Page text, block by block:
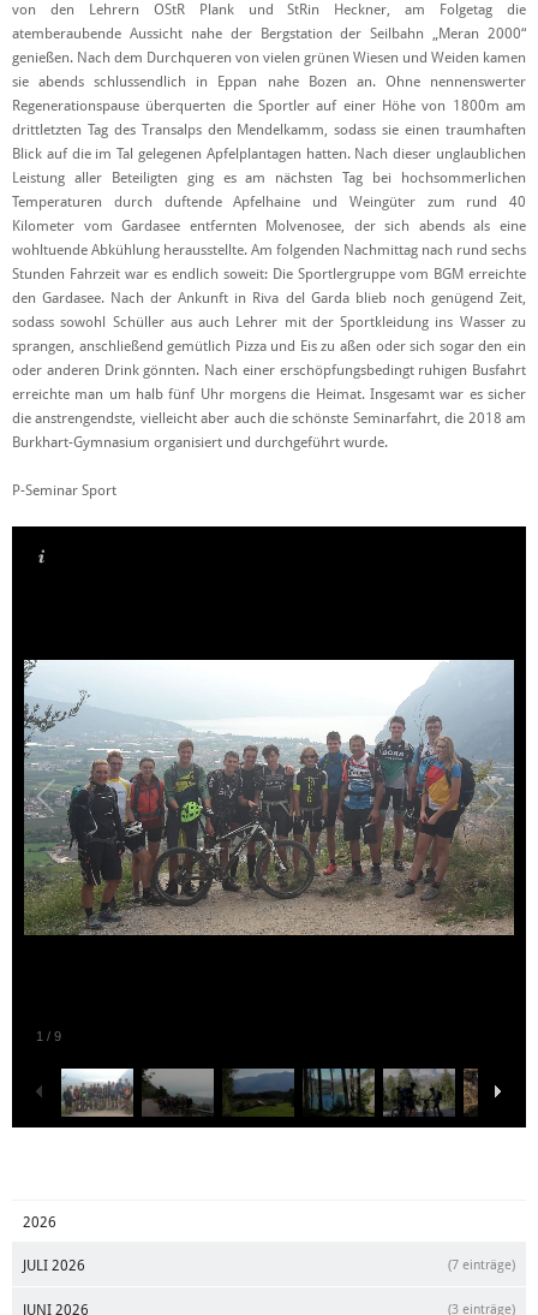
von den Lehrern OStR Plank und StRin Heckner, am Folgetag die
atemberaubende Aussicht nahe der Bergstation der Seilbahn „Meran 2000“
genießen. Nach dem Durchqueren von vielen grünen Wiesen und Weiden kamen
sie abends schlussendlich in Eppan nahe Bozen an. Ohne nennenswerter
Regenerationspause überquerten die Sportler auf einer Höhe von 1800m am
drittletzten Tag des Transalps den Mendelkamm, sodass sie einen traumhaften
Blick auf die im Tal gelegenen Apfelplantagen hatten. Nach dieser unglaublichen
Leistung aller Beteiligten ging es am nächsten Tag bei hochsommerlichen
Temperaturen durch duftende Apfelhaine und Weingüter zum rund 40
Kilometer vom Gardasee entfernten Molvenosee, der sich abends als eine
wohltuende Abkühlung herausstellte. Am folgenden Nachmittag nach rund sechs
Stunden Fahrzeit war es endlich soweit: Die Sportlergruppe vom BGM erreichte
den Gardasee. Nach der Ankunft in Riva del Garda blieb noch genügend Zeit,
sodass sowohl Schüller aus auch Lehrer mit der Sportkleidung ins Wasser zu
sprangen, anschließend gemütlich Pizza und Eis zu aßen oder sich sogar den ein
oder anderen Drink gönnten. Nach einer erschöpfungsbedingt ruhigen Busfahrt
erreichte man um halb fünf Uhr morgens die Heimat. Insgesamt war es sicher
die anstrengendste, vielleicht aber auch die schönste Seminarfahrt, die 2018 am
Burkhart-Gymnasium organisiert und durchgeführt wurde.
P-Seminar Sport
1 / 9
2026
JULI 2026 (7 einträge)
JUNI 2026 (3 einträge)